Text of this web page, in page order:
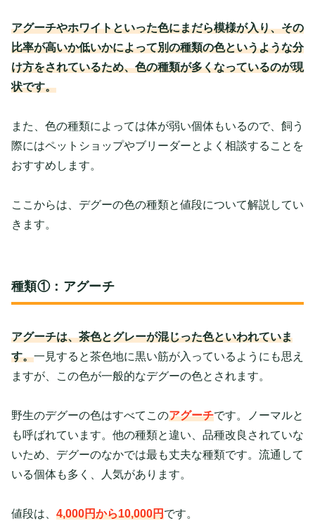
アグーチやホワイトといった色にまだら模様が入り、その
比率が高いか低いかによって別の種類の色というような分
け方をされているため、色の種類が多くなっているのが現
状です。
また、色の種類によっては体が弱い個体もいるので、飼う
際にはペットショップやブリーダーとよく相談することを
おすすめします。
ここからは、デグーの色の種類と値段について解説してい
きます。
種類①：アグーチ
アグーチは、茶色とグレーが混じった色といわれていま
す。一見すると茶色地に黒い筋が入っているようにも思え
ますが、この色が一般的なデグーの色とされます。
野生のデグーの色はすべてこのアグーチです。ノーマルと
も呼ばれています。他の種類と違い、品種改良されていな
いため、デグーのなかでは最も丈夫な種類です。流通して
いる個体も多く、人気があります。
値段は、 4,000円から10,000円です。